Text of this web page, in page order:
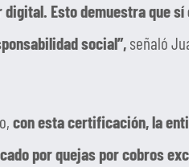
Esto demuestra que
social”, señaló
con esta certificación, la
por quejas por cobros